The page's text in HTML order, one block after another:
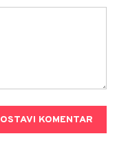
OSTAVI KOMENTAR